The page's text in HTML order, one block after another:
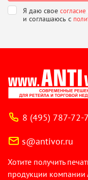
Я даю свое согласие
и соглашаюсь с
8 (495) 787-72-
s@antivor.ru
Хотите получить
продукции